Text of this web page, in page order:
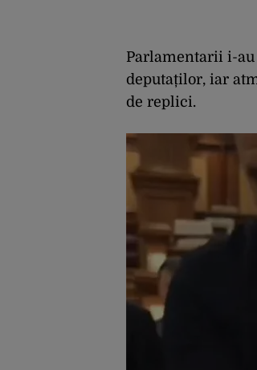
Parlamentarii i-
deputaților, iar
de replici.